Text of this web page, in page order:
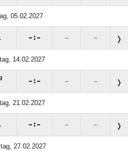
05.02.2027
: – –
14.02.2027
: – –
21.02.2027
: – –
27.02.2027